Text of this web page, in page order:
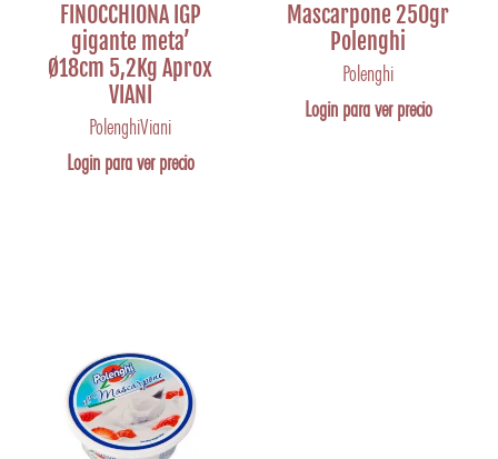
FINOCCHIONA IGP
gigante meta’
Ø18cm 5,2Kg Aprox
VIANI
PolenghiViani
Login para ver precio
Mascarpone 250gr
Polenghi
Polenghi
Login para ver precio